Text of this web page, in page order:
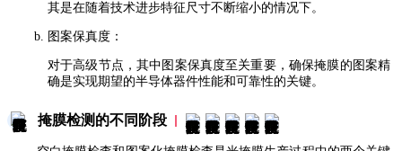
其是在随着技术进步特征尺寸不断缩小的情况下。
图案保真度：
对于高级节点，其中图案保真度至关重要，确保掩膜的图案精
确是实现期望的半导体器件性能和可靠性的关键。
掩膜检测的不同阶段